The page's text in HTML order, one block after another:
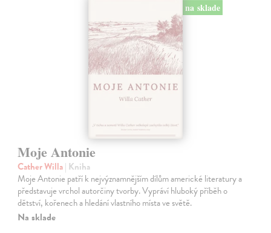
na sklade
Moje Antonie
Cather Willa| Kniha
Moje Antonie patří k nejvýznamnějším dílům americké literatury a
představuje vrchol autorčiny tvorby. Vypráví hluboký příběh o
dětství, kořenech a hledání vlastního místa ve světě.
Na sklade